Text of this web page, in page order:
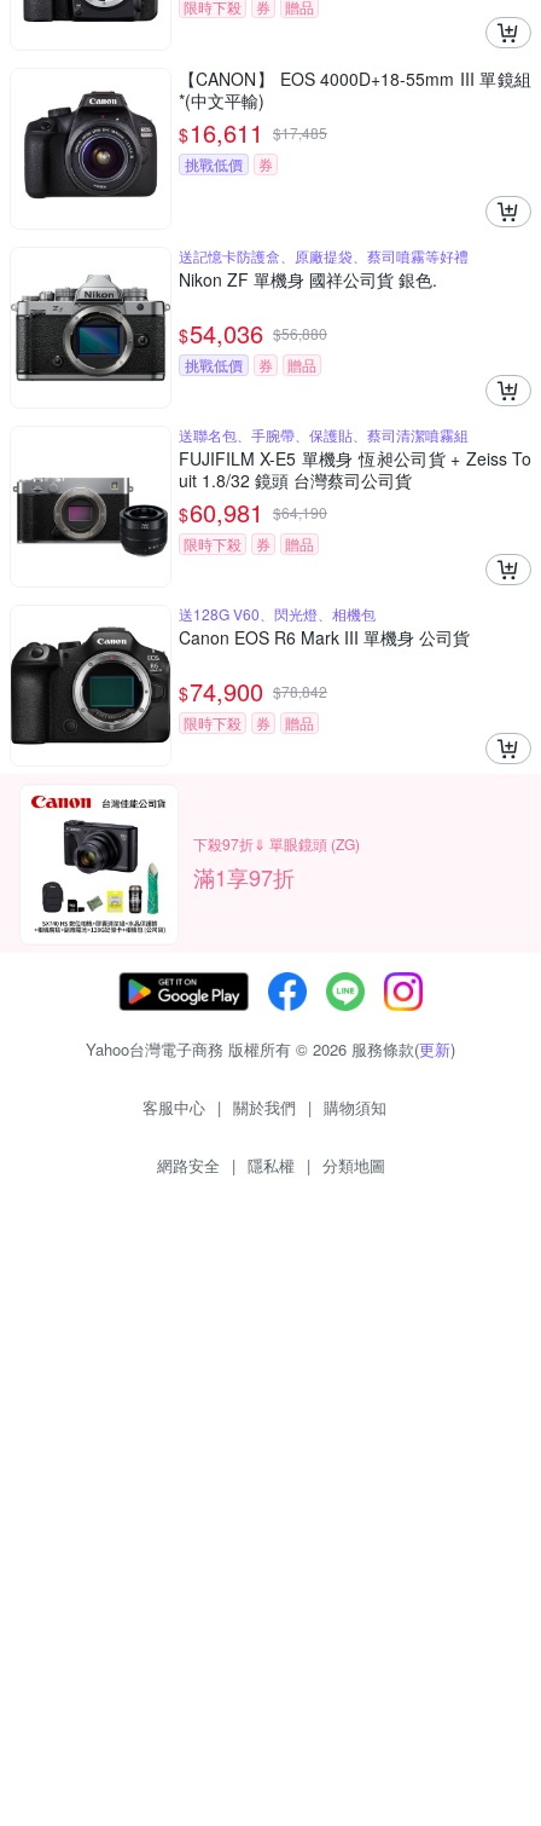
限時下殺
券 贈品
【CANON】 EOS 4000D+18-55mm III 單鏡組
*(中文平輸)
$16,611 $17,485
挑戰低價
券
送記憶卡防護盒、原廠提袋、蔡司噴霧等好禮
Nikon ZF 單機身 國祥公司貨 銀色.
$54,036 $56,880
挑戰低價
券 贈品
送聯名包、手腕帶、保護貼、蔡司清潔噴霧組
FUJIFILM X-E5 單機身 恆昶公司貨 + Zeiss To
uit 1.8/32 鏡頭 台灣蔡司公司貨
$60,981 $64,190
限時下殺
券 贈品
送128G V60、閃光燈、相機包
Canon EOS R6 Mark III 單機身 公司貨
$74,900 $78,842
限時下殺
券 贈品
下殺97折⇓ 單眼鏡頭 (ZG)
滿1享97折
Yahoo台灣電子商務 版權所有 © 2026 服務條款(更新)
客服中心 | 關於我們 | 購物須知
網路安全 | 隱私權 | 分類地圖